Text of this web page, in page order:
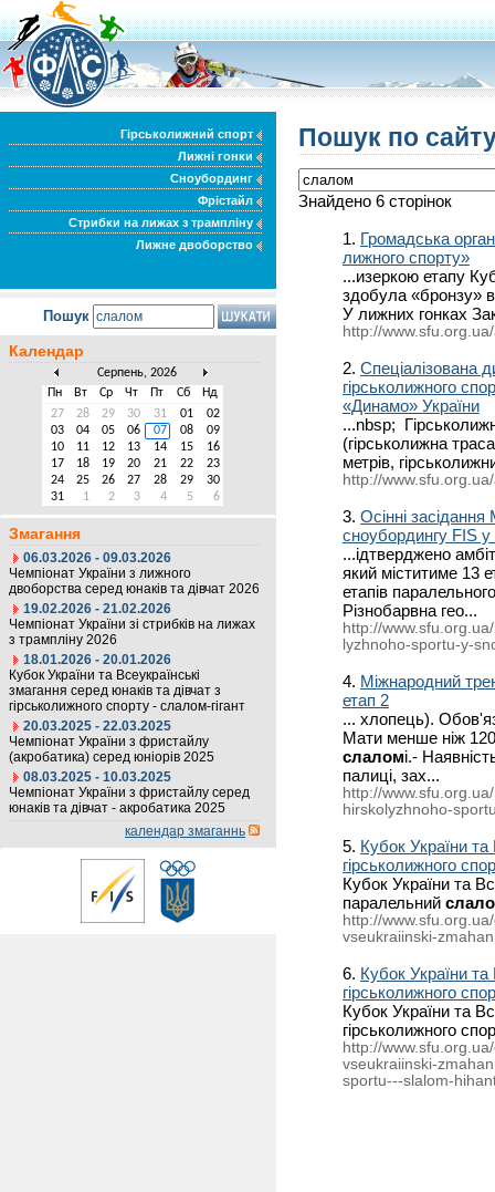
Гірськолижний спорт
Лижні гонки
Сноубординг
Фрістайл
Стрибки на лижах з трампліну
Лижне двоборство
Пошук
Календар
Серпень, 2026
Пн
Вт Ср Чт Пт Сб
Нд
27
28 29 30 31 01
02
03
04 05 06 07 08
09
10
11 12 13 14 15
16
17
18 19 20 21 22
23
24
25 26 27 28 29
30
31
1 2 3 4 5 6
Змагання
06.03.2026 - 09.03.2026
Чемпіонат України з лижного
двоборства серед юнаків та дівчат 2026
19.02.2026 - 21.02.2026
Чемпіонат України зі стрибків на лижах
з трампліну 2026
18.01.2026 - 20.01.2026
Кубок України та Всеукраїнські
змагання серед юнаків та дівчат з
гірськолижного спорту - слалом-гігант
20.03.2025 - 22.03.2025
Чемпіонат України з фристайлу
(акробатика) серед юніорів 2025
08.03.2025 - 10.03.2025
Чемпіонат України з фристайлу серед
юнаків та дівчат - акробатика 2025
календар змаганнь
Пошук по
Знайдено 6 сторінок
1. Громадська
лижного спорту»
...изеркою етапу
здобула «бронзу»
У лижних гонках
http://
2. Спеціалізована
гірськолижного
«Динамо» України
...nbsp;
(гірськолижна
метрів,
http://
3. Осінні
сноубордингу FIS
...ідтверджено
який міститиме 13
етапів
Різнобарвна гео...
http://
lyzhnoho-sportu-y-
4. Міжнародний
етап 2
... хлопець).
Мати менше ніж
слаломі.-
палиці, зах...
http://
hirskolyzhnoho-
5. Кубок України та
гірськолижного
Кубок України та
паралельний
http://
vseukraiinski-
6. Кубок України та
гірськолижного
Кубок України та
гірськолижного
http://
vseukraiinski-
sportu---slalom-